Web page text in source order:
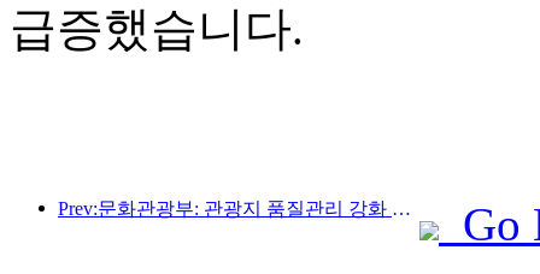
급증했습니다.
Prev:문화관광부: 관광지 품질관리 강화 및 명승지 서비스 수준 향상
Go